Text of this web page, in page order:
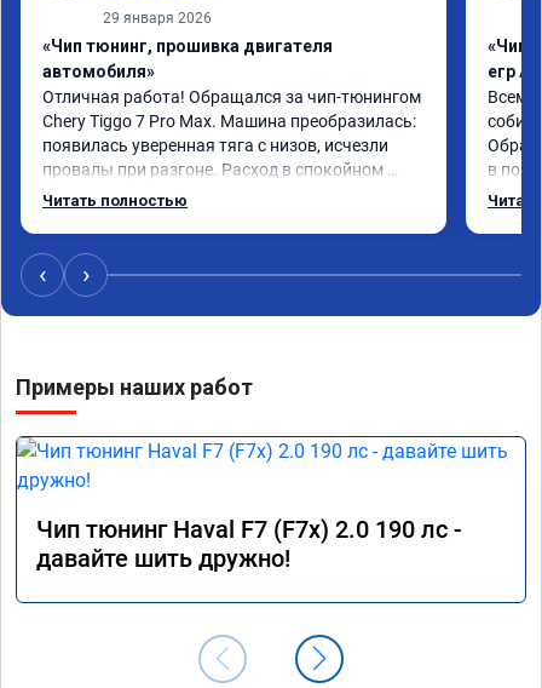
29 января 2026
«Чип тюнинг, прошивка двигателя
автомобиля»
Отличная работа! Обращался за чип-тюнингом
Chery Tiggo 7 Pro Max. Машина преобразилась:
появилась уверенная тяга с низов, исчезли
провалы при разгоне. Расход в спокойном
режиме даже немного снизился. Все сделали
Читать полностью
«Чип
егр
Всем
в
‹ ›
Примеры наших работ
Чип тюнинг Haval F7 (F7x) 2.0 190 лс -
давайте шить дружно!